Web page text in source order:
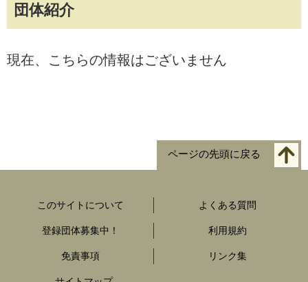
団体紹介
現在、こちらの情報はございません
ページの先頭に戻る
このサイトについて よくある質問
登録団体募集中！ 利用規約
免責事項 リンク集